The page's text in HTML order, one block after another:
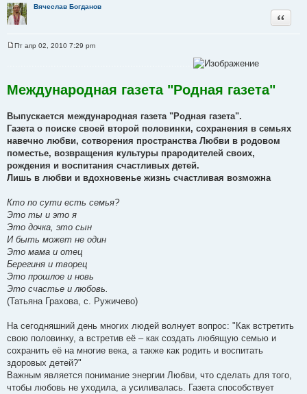
Вячеслав Богданов
Цитата
щ
е
е
Пт апр 02, 2010 7:29 pm
Международная газета "Родная газета"
Выпускается международная газета "Родная газета".
Газета о поиске своей второй половинки, сохранения в семьях
навечно любви, сотворения пространства Любви в родовом
поместье, возвращения культуры прародителей своих,
рождения и воспитания счастливых детей.
Лишь в любви и вдохновенье жизнь счастливая возможна
Кто по сути есть семья?
Это ты и это я
Это дочка, это сын
И быть может не один
Это мама и отец
Берегиня и творец
Это прошлое и новь
Это счастье и любовь.
(Татьяна Грахова, с. Ружичево)
На сегодняшний день многих людей волнует вопрос: "Как встретить
свою половинку, а встретив её – как создать любящую семью и
сохранить её на многие века, а также как родить и воспитать
здоровых детей?"
Важным является понимание энергии Любви, что сделать для того,
чтобы любовь не уходила, а усиливалась. Газета способствует